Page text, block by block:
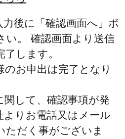
後に「確認画面へ」ボ
い。 確認画面より送信
します。
お申出は完了となり
して、確認事項が発
よりお電話又はメール
ただく事がございま